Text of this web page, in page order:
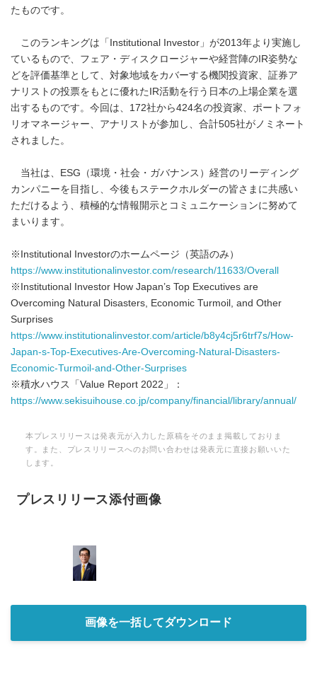
たものです。
このランキングは「Institutional Investor」が2013年より実施し
ているもので、フェア・ディスクロージャーや経営陣のIR姿勢な
どを評価基準として、対象地域をカバーする機関投資家、証券ア
ナリストの投票をもとに優れたIR活動を行う日本の上場企業を選
出するものです。今回は、172社から424名の投資家、ポートフォ
リオマネージャー、アナリストが参加し、合計505社がノミネート
されました。
当社は、ESG（環境・社会・ガバナンス）経営のリーディング
カンパニーを目指し、今後もステークホルダーの皆さまに共感い
ただけるよう、積極的な情報開示とコミュニケーションに努めて
まいります。
※Institutional Investorのホームページ（英語のみ）
https://www.institutionalinvestor.com/research/11633/Overall
※Institutional Investor How Japan’s Top Executives are
Overcoming Natural Disasters, Economic Turmoil, and Other
Surprises
https://www.institutionalinvestor.com/article/b8y4cj5r6trf7s/How-
Japan-s-Top-Executives-Are-Overcoming-Natural-Disasters-
Economic-Turmoil-and-Other-Surprises
※積水ハウス「Value Report 2022」：
https://www.sekisuihouse.co.jp/company/financial/library/annual/
本プレスリリースは発表元が入力した原稿をそのまま掲載しておりま
す。また、プレスリリースへのお問い合わせは発表元に直接お願いいた
します。
プレスリリース添付画像
画像を一括してダウンロード